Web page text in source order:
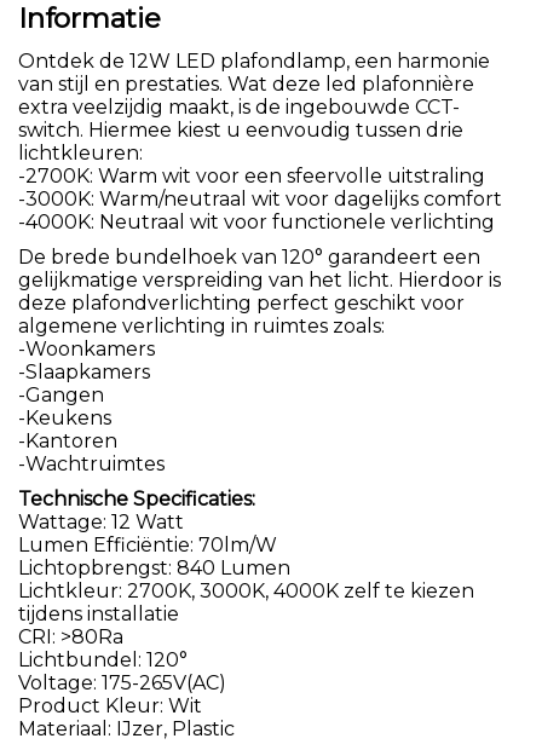
Informatie
Ontdek de 12W LED plafondlamp, een harmonie
van stijl en prestaties. Wat deze led plafonnière
extra veelzijdig maakt, is de ingebouwde CCT-
switch. Hiermee kiest u eenvoudig tussen drie
lichtkleuren:
-2700K: Warm wit voor een sfeervolle uitstraling
-3000K: Warm/neutraal wit voor dagelijks comfort
-4000K: Neutraal wit voor functionele verlichting
De brede bundelhoek van 120° garandeert een
gelijkmatige verspreiding van het licht. Hierdoor is
deze plafondverlichting perfect geschikt voor
algemene verlichting in ruimtes zoals:
-Woonkamers
-Slaapkamers
-Gangen
-Keukens
-Kantoren
-Wachtruimtes
Technische Specificaties:
Wattage: 12 Watt
Lumen Efficiëntie: 70lm/W
Lichtopbrengst: 840 Lumen
Lichtkleur: 2700K, 3000K, 4000K zelf te kiezen
tijdens installatie
CRI: >80Ra
Lichtbundel: 120°
Voltage: 175-265V(AC)
Product Kleur: Wit
Materiaal: IJzer, Plastic